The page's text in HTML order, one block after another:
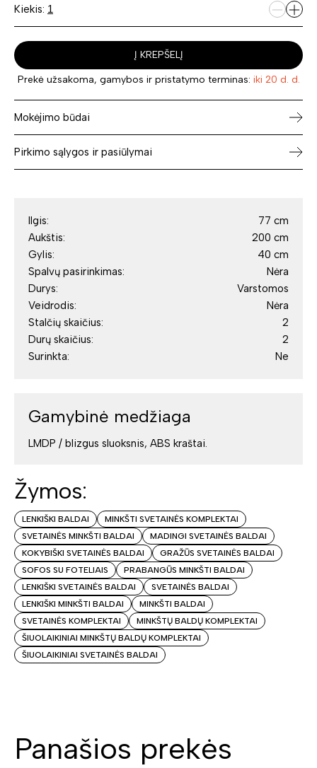
Kiekis:
Į KREPŠELĮ
Prekė užsakoma, gamybos ir pristatymo terminas: iki 20 d. d.
Mokėjimo būdai
Pirkimo sąlygos ir pasiūlymai
Ilgis:
77 cm
Aukštis:
200 cm
Gylis:
40 cm
Spalvų pasirinkimas:
Nėra
Durys:
Varstomos
Veidrodis:
Nėra
Stalčių skaičius:
2
Durų skaičius:
2
Surinkta:
Ne
Gamybinė medžiaga
LMDP / blizgus sluoksnis, ABS kraštai.
Žymos:
LENKIŠKI BALDAI
MINKŠTI SVETAINĖS KOMPLEKTAI
SVETAINĖS MINKŠTI BALDAI
MADINGI SVETAINĖS BALDAI
KOKYBIŠKI SVETAINĖS BALDAI
GRAŽŪS SVETAINĖS BALDAI
SOFOS SU FOTELIAIS
PRABANGŪS MINKŠTI BALDAI
LENKIŠKI SVETAINĖS BALDAI
SVETAINĖS BALDAI
LENKIŠKI MINKŠTI BALDAI
MINKŠTI BALDAI
SVETAINĖS KOMPLEKTAI
MINKŠTŲ BALDŲ KOMPLEKTAI
ŠIUOLAIKINIAI MINKŠTŲ BALDŲ KOMPLEKTAI
ŠIUOLAIKINIAI SVETAINĖS BALDAI
Panašios prekės